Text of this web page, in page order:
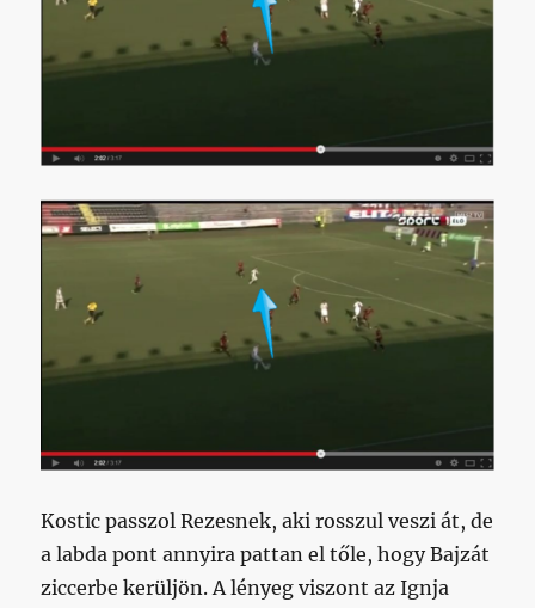
Kostic passzol Rezesnek, aki rosszul veszi át, de
a labda pont annyira pattan el tőle, hogy Bajzát
ziccerbe kerüljön. A lényeg viszont az Ignja